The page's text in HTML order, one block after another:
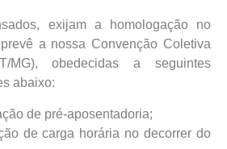
exijam a homologação no
a nossa Convenção Coletiva
MG), obedecidas a seguintes
abaixo:
de pré-aposentadoria;
de carga horária no decorrer do